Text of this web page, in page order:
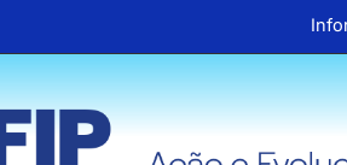
recebe visita da superintendente
Preparativos para o XIX Encontro